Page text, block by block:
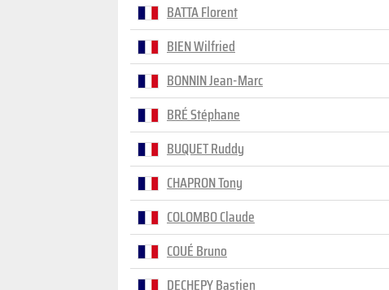
BATTA Florent
BIEN Wilfried
BONNIN Jean-Marc
BRÉ Stéphane
BUQUET Ruddy
CHAPRON Tony
COLOMBO Claude
COUÉ Bruno
DECHEPY Bastien